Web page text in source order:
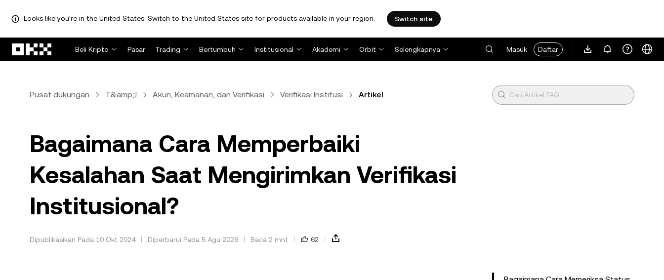
Looks like you're in the United States. Switch to the United States site for products available in your region. Switch site
Beli Kripto
Pasar Trading Bertumbuh Institusional Akademi Orbit Selengkapnya Masuk Daftar
Pusat dukungan T&amp;J Akun, Keamanan, dan Verifikasi Verifikasi Institusi Artikel
Bagaimana Cara Memperbaiki
Kesalahan Saat Mengirimkan Verifikasi
Institusional?
Dipublikasikan Pada 10 Okt 2024 Diperbarui Pada 5 Agu 2026 Baca 2 mnt 62